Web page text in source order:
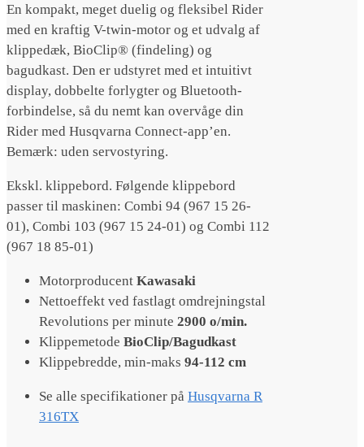
En kompakt, meget duelig og fleksibel Rider
med en kraftig V-twin-motor og et udvalg af
klippedæk, BioClip® (findeling) og
bagudkast. Den er udstyret med et intuitivt
display, dobbelte forlygter og Bluetooth-
forbindelse, så du nemt kan overvåge din
Rider med Husqvarna Connect-app’en.
Bemærk: uden servostyring.
Ekskl. klippebord. Følgende klippebord
passer til maskinen: Combi 94 (967 15 26-
01), Combi 103 (967 15 24-01) og Combi 112
(967 18 85-01)
Motorproducent Kawasaki
Nettoeffekt ved fastlagt omdrejningstal
Revolutions per minute 2900 o/min.
Klippemetode BioClip/Bagudkast
Klippebredde, min-maks 94-112 cm
Se alle specifikationer på Husqvarna R
316TX